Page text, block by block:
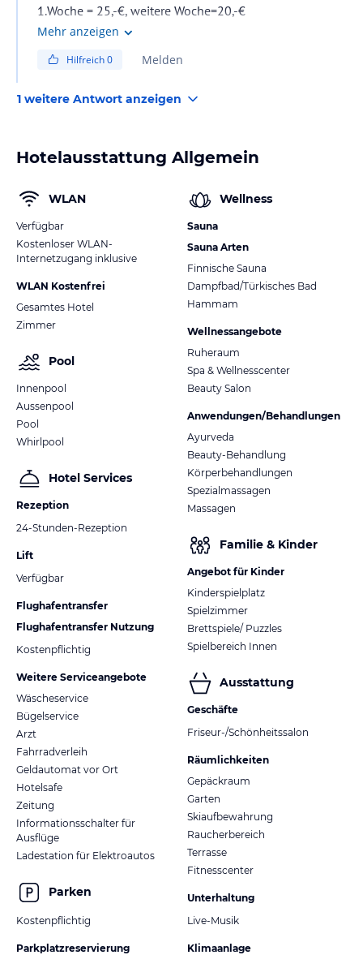
1.Woche = 25,-€, weitere Woche=20,-€
Mehr anzeigen
Hilfreich0 Melden
1 weitere Antwort anzeigen
Hotelausstattung Allgemein
WLAN
Verfügbar
Kostenloser WLAN-
Internetzugang inklusive
WLAN Kostenfrei
Gesamtes Hotel
Zimmer
Pool
Innenpool
Aussenpool
Pool
Whirlpool
Hotel Services
Rezeption
24-Stunden-Rezeption
Lift
Verfügbar
Flughafentransfer
Flughafentransfer Nutzung
Kostenpflichtig
Weitere Serviceangebote
Wäscheservice
Bügelservice
Arzt
Fahrradverleih
Geldautomat vor Ort
Hotelsafe
Zeitung
Informationsschalter für
Ausflüge
Ladestation für Elektroautos
Parken
Kostenpflichtig
Parkplatzreservierung
Wellness
Sauna
Sauna Arten
Finnische Sauna
Dampfbad/Türkisches Bad
Hammam
Wellnessangebote
Ruheraum
Spa & Wellnesscenter
Beauty Salon
Anwendungen/Behandlungen
Ayurveda
Beauty-Behandlung
Körperbehandlungen
Spezialmassagen
Massagen
Familie & Kinder
Angebot für Kinder
Kinderspielplatz
Spielzimmer
Brettspiele/ Puzzles
Spielbereich Innen
Ausstattung
Geschäfte
Friseur-/Schönheitssalon
Räumlichkeiten
Gepäckraum
Garten
Skiaufbewahrung
Raucherbereich
Terrasse
Fitnesscenter
Unterhaltung
Live-Musik
Klimaanlage